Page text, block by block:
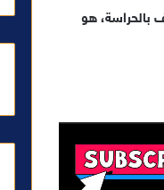
بالحراسة، هو